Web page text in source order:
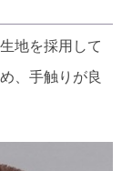
地を採用して
、手触りが良